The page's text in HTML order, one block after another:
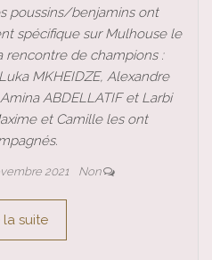
poussins/benjamins ont
spécifique sur Mulhouse le
rencontre de champions :
MKHEIDZE, Alexandre
ABDELLATIF et Larbi
et Camille les ont
2021 Non
la suite